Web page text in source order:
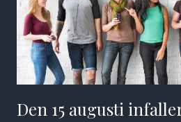
Den 15 augusti